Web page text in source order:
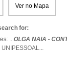
Ver no Mapa
for:
...OLGA NAIA -
UNIPESSOAL...